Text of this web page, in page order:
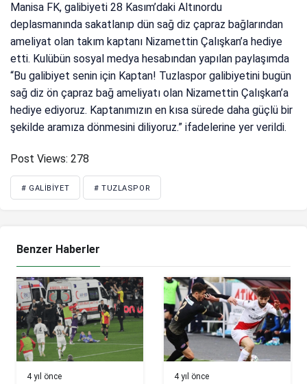
Manisa FK, galibiyeti 28 Kasım’daki Altınordu
deplasmanında sakatlanıp dün sağ diz çapraz bağlarından
ameliyat olan takım kaptanı Nizamettin Çalışkan’a hediye
etti. Kulübün sosyal medya hesabından yapılan paylaşımda
“Bu galibiyet senin için Kaptan! Tuzlaspor galibiyetini bugün
sağ diz ön çapraz bağ ameliyatı olan Nizamettin Çalışkan’a
hediye ediyoruz. Kaptanımızın en kısa sürede daha güçlü bir
şekilde aramıza dönmesini diliyoruz.” ifadelerine yer verildi.
Post Views: 278
# GALIBIYET # TUZLASPOR
Benzer Haberler
4 yıl önce 4 yıl önce